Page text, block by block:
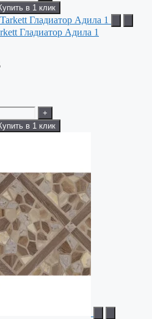
в 1 клик
Гладиатор Адила 1
+
в 1 клик